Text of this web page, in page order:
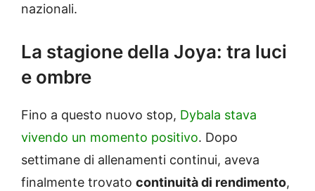
nazionali.
La stagione della Joya: tra luci
e ombre
Fino a questo nuovo stop, Dybala stava
vivendo un momento positivo. Dopo
settimane di allenamenti continui, aveva
finalmente trovato continuità di rendimento,